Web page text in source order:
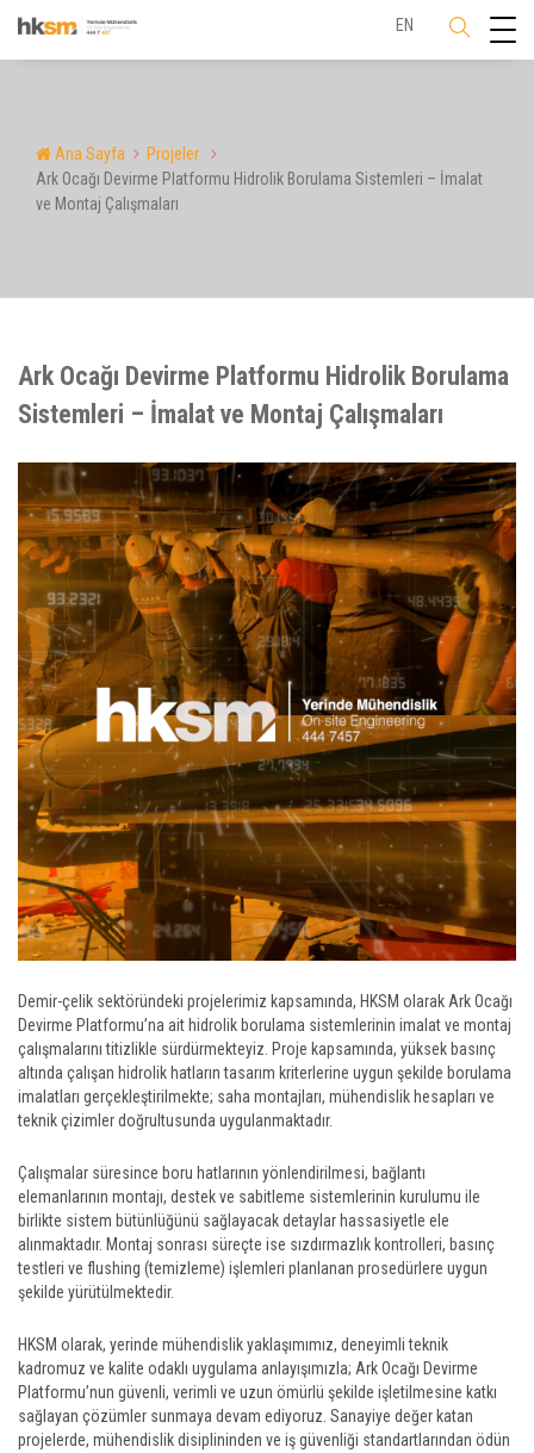
EN
Ana Sayfa
Projeler
Ark Ocağı Devirme Platformu Hidrolik Borulama Sistemleri – İmalat
ve Montaj Çalışmaları
Ark Ocağı Devirme Platformu Hidrolik Borulama
Sistemleri – İmalat ve Montaj Çalışmaları
Demir-çelik sektöründeki projelerimiz kapsamında, HKSM olarak Ark Ocağı
Devirme Platformu’na ait hidrolik borulama sistemlerinin imalat ve montaj
çalışmalarını titizlikle sürdürmekteyiz. Proje kapsamında, yüksek basınç
altında çalışan hidrolik hatların tasarım kriterlerine uygun şekilde borulama
imalatları gerçekleştirilmekte; saha montajları, mühendislik hesapları ve
teknik çizimler doğrultusunda uygulanmaktadır.
Çalışmalar süresince boru hatlarının yönlendirilmesi, bağlantı
elemanlarının montajı, destek ve sabitleme sistemlerinin kurulumu ile
birlikte sistem bütünlüğünü sağlayacak detaylar hassasiyetle ele
alınmaktadır. Montaj sonrası süreçte ise sızdırmazlık kontrolleri, basınç
testleri ve flushing (temizleme) işlemleri planlanan prosedürlere uygun
şekilde yürütülmektedir.
HKSM olarak, yerinde mühendislik yaklaşımımız, deneyimli teknik
kadromuz ve kalite odaklı uygulama anlayışımızla; Ark Ocağı Devirme
Platformu’nun güvenli, verimli ve uzun ömürlü şekilde işletilmesine katkı
sağlayan çözümler sunmaya devam ediyoruz. Sanayiye değer katan
projelerde, mühendislik disiplininden ve iş güvenliği standartlarından ödün